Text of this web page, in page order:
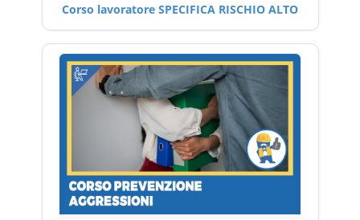
Corso lavoratore SPECIFICA RISCHIO ALTO